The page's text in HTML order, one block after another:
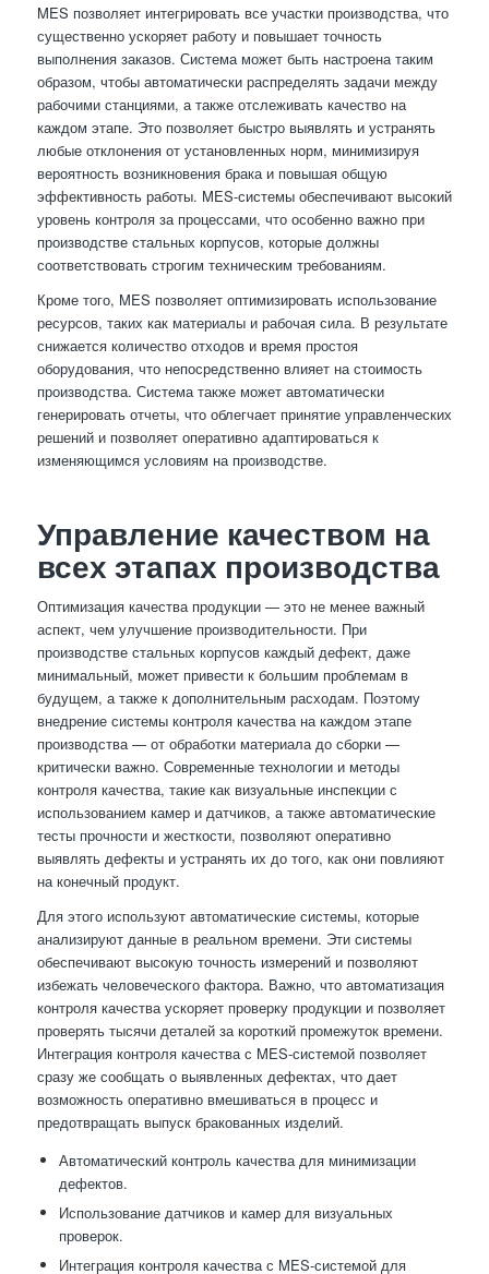
MES позволяет интегрировать все участки производства, что
существенно ускоряет работу и повышает точность
выполнения заказов. Система может быть настроена таким
образом, чтобы автоматически распределять задачи между
рабочими станциями, а также отслеживать качество на
каждом этапе. Это позволяет быстро выявлять и устранять
любые отклонения от установленных норм, минимизируя
вероятность возникновения брака и повышая общую
эффективность работы. MES-системы обеспечивают высокий
уровень контроля за процессами, что особенно важно при
производстве стальных корпусов, которые должны
соответствовать строгим техническим требованиям.
Кроме того, MES позволяет оптимизировать использование
ресурсов, таких как материалы и рабочая сила. В результате
снижается количество отходов и время простоя
оборудования, что непосредственно влияет на стоимость
производства. Система также может автоматически
генерировать отчеты, что облегчает принятие управленческих
решений и позволяет оперативно адаптироваться к
изменяющимся условиям на производстве.
Управление качеством на
всех этапах производства
Оптимизация качества продукции — это не менее важный
аспект, чем улучшение производительности. При
производстве стальных корпусов каждый дефект, даже
минимальный, может привести к большим проблемам в
будущем, а также к дополнительным расходам. Поэтому
внедрение системы контроля качества на каждом этапе
производства — от обработки материала до сборки —
критически важно. Современные технологии и методы
контроля качества, такие как визуальные инспекции с
использованием камер и датчиков, а также автоматические
тесты прочности и жесткости, позволяют оперативно
выявлять дефекты и устранять их до того, как они повлияют
на конечный продукт.
Для этого используют автоматические системы, которые
анализируют данные в реальном времени. Эти системы
обеспечивают высокую точность измерений и позволяют
избежать человеческого фактора. Важно, что автоматизация
контроля качества ускоряет проверку продукции и позволяет
проверять тысячи деталей за короткий промежуток времени.
Интеграция контроля качества с MES-системой позволяет
сразу же сообщать о выявленных дефектах, что дает
возможность оперативно вмешиваться в процесс и
предотвращать выпуск бракованных изделий.
Автоматический контроль качества для минимизации
дефектов.
Использование датчиков и камер для визуальных
проверок.
Интеграция контроля качества с MES-системой для